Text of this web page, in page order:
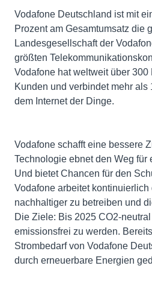
Vodafone Deutschland ist mit
Prozent am Gesamtumsatz die
Landesgesellschaft der
größten
Vodafone hat weltweit über
Kunden und verbindet mehr
dem Internet der Dinge.
Vodafone schafft eine bessere
Technologie ebnet den Weg für
Und bietet Chancen für den
Vodafone arbeitet kontinuierlich
nachhaltiger zu betreiben und
Die Ziele: Bis 2025 CO2-
emissionsfrei zu werden.
Strombedarf von Vodafone
durch erneuerbare Energien